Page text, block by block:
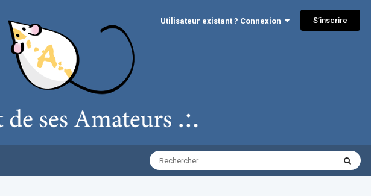
Utilisateur existant ? Connexion S’inscrire